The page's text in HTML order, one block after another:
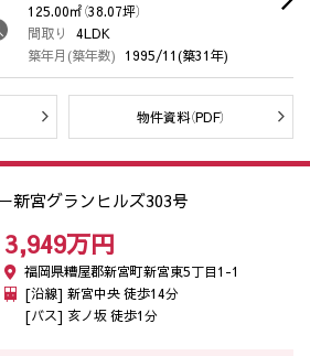
125.00㎡（38.07坪）
間取り
4LDK
築年月(築年数) 1995/11(築31年)
物件資料（PDF）
新宮グランヒルズ303号
3,949万円
福岡県糟屋郡新宮町新宮東5丁目1-1
[沿線] 新宮中央 徒歩14分
[バス] 亥ノ坂 徒歩1分